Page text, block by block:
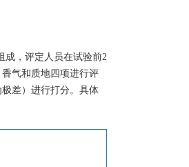
成，评定人员在试验前2
气和质地四项进行评
差）进行打分。具体